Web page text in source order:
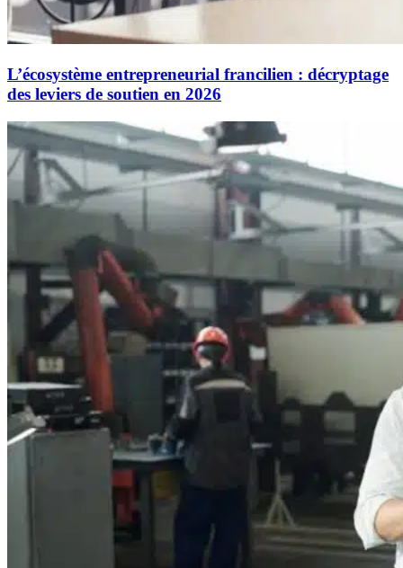
L’écosystème entrepreneurial francilien : décryptage
des leviers de soutien en 2026